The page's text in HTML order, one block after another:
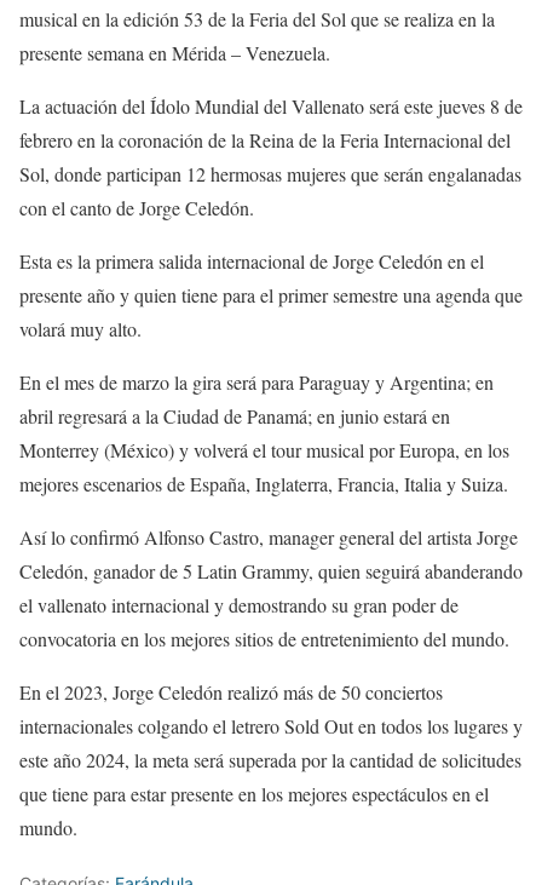
musical en la edición 53 de la Feria del Sol que se realiza en la
presente semana en Mérida – Venezuela.
La actuación del Ídolo Mundial del Vallenato será este jueves 8 de
febrero en la coronación de la Reina de la Feria Internacional del
Sol, donde participan 12 hermosas mujeres que serán engalanadas
con el canto de Jorge Celedón.
Esta es la primera salida internacional de Jorge Celedón en el
presente año y quien tiene para el primer semestre una agenda que
volará muy alto.
En el mes de marzo la gira será para Paraguay y Argentina; en
abril regresará a la Ciudad de Panamá; en junio estará en
Monterrey (México) y volverá el tour musical por Europa, en los
mejores escenarios de España, Inglaterra, Francia, Italia y Suiza.
Así lo confirmó Alfonso Castro, manager general del artista Jorge
Celedón, ganador de 5 Latin Grammy, quien seguirá abanderando
el vallenato internacional y demostrando su gran poder de
convocatoria en los mejores sitios de entretenimiento del mundo.
En el 2023, Jorge Celedón realizó más de 50 conciertos
internacionales colgando el letrero Sold Out en todos los lugares y
este año 2024, la meta será superada por la cantidad de solicitudes
que tiene para estar presente en los mejores espectáculos en el
mundo.